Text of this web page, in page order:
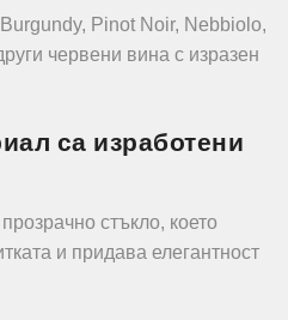
Pinot Noir, Nebbiolo,
червени вина с изразен
са изработени
стъкло, което
и придава елегантност